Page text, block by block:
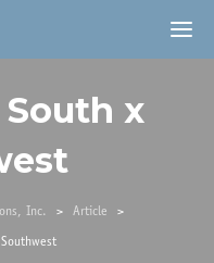
x
Inc. > Article >